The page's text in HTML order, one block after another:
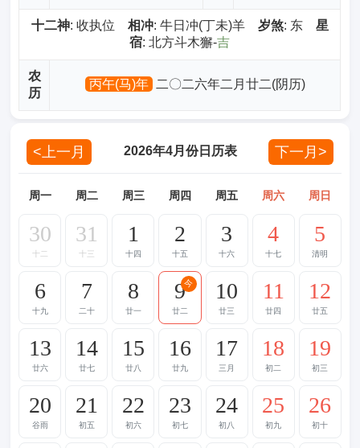
十二神: 收执位 相冲: 牛日冲(丁未)羊 岁煞: 东 星
宿: 北方斗木獬-吉
农
历
丙午(马)年 二〇二六年二月廿二(阴历)
<上一月 2026年4月份日历表 下一月>
周一 周二 周三 周四 周五 周六 周日
30
十二
31
十三
1
十四
2
十五
3
十六
4
十七
5
清明
6
十九
7
二十
8
廿一
9
廿二
今 10
廿三
11
廿四
12
廿五
13
廿六
14
廿七
15
廿八
16
廿九
17
三月
18
初二
19
初三
20
谷雨
21
初五
22
初六
23
初七
24
初八
25
初九
26
初十